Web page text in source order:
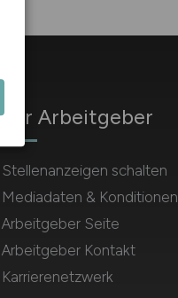
Für Arbeitgeber
Stellenanzeigen schalten
Mediadaten & Konditionen
Arbeitgeber Seite
Arbeitgeber Kontakt
Karrierenetzwerk